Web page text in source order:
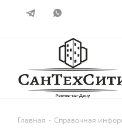
Главная - Справочная